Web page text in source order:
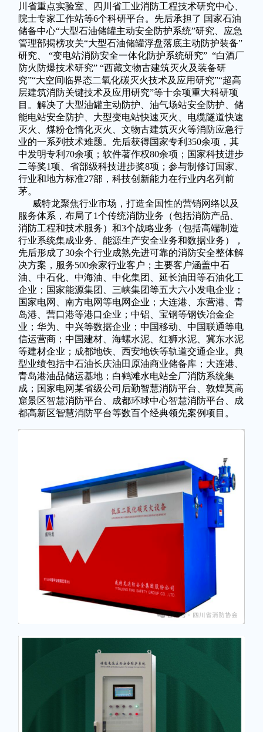
川省重点实验室、四川省工业消防工程技术研究中心、
院士专家工作站等6个科研平台。先后承担了 国家石油
储备中心“大型石油储罐主动安全防护系统”研究、应急
管理部揭榜攻关“大型石油储罐浮盘落底主动防护装备”
研究、 “变电站消防安全一体化防护系统研究” “白酒厂
防火防爆技术研究” “西藏文物古建筑灭火及装备研
究”“大空间临界态二氧化碳灭火技术及应用研究”“超高
层建筑消防关键技术及应用研究”等十余项重大科研项
目。解决了大型油罐主动防护、油气场站安全防护、储
能电站安全防护、大型变电站快速灭火、电缆隧道快速
灭火、煤粉仓惰化灭火、文物古建筑灭火等消防应急行
业的一系列技术难题。先后获得国家专利350余项，其
中发明专利70余项；软件著作权80余项；国家科技进步
二等奖1项、省部级科技进步奖8项；参与制修订国家、
行业和地方标准27部，科技创新能力在行业内名列前
茅。
威特龙聚焦行业市场，打造全国性的营销网络以及
服务体系，布局了1个传统消防业务（包括消防产品、
消防工程和技术服务）和3个战略业务（包括高端制造
行业系统集成业务、能源生产安全业务和数据业务），
先后形成了30余个行业成熟先进可靠的消防安全整体解
决方案，服务500余家行业客户；主要客户涵盖中石
油、中石化、中海油、中化集团、延长油田等石油化工
企业；国家能源集团、三峡集团等五大六小发电企业；
国家电网、南方电网等电网企业；大连港、东营港、青
岛港、营口港等港口企业；中铝、宝钢等钢铁冶金企
业；华为、中兴等数据企业；中国移动、中国联通等电
信运营商；中国建材、海螺水泥、红狮水泥、冀东水泥
等建材企业；成都地铁、西安地铁等轨道交通企业。典
型业绩包括中石油长庆油田原油商业储备库；大连港、
青岛港油品储运基地；白鹤滩水电站全厂消防系统集
成；国家电网某省级公司后勤智慧消防平台、敦煌莫高
窟景区智慧消防平台、成都环球中心智慧消防平台、成
都高新区智慧消防平台等数百个经典领先案例项目。